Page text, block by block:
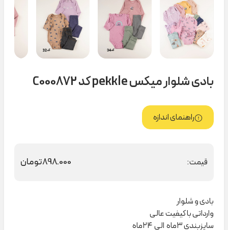
بادی شلوار میکس pekkle کد C000872
راهنمای اندازه
قیمت: 898.000تومان
بادی و شلوار
وارداتی با کیفیت عالی
سایزبندی ۳ماه الی ۲۴ماه